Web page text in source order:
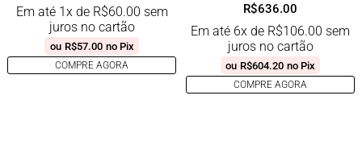
Em até 1x de R$60.00 sem
juros no cartão
ou R$57.00 no Pix
COMPRE AGORA
R$636.00
Em até 6x de R$106.00 sem
juros no cartão
ou R$604.20 no Pix
COMPRE AGORA